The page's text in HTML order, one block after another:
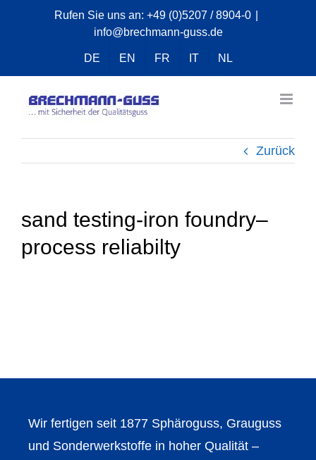
Rufen Sie uns an: +49 (0)5207 / 8904-0
info@brechmann-guss.de
DE EN FR IT NL
Zurück
sand testing-iron foundry–
process reliabilty
Wir fertigen seit 1877 Sphäroguss, Grauguss
und Sonderwerkstoffe in hoher Qualität –